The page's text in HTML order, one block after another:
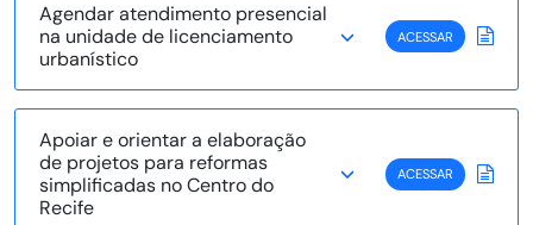
Agendar atendimento presencial
na unidade de licenciamento
urbanístico
ACESSAR
Apoiar e orientar a elaboração
de projetos para reformas
simplificadas no Centro do
Recife
ACESSAR